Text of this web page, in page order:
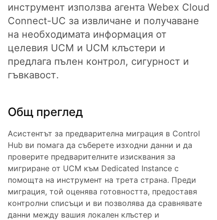
инструмент използва агента Webex Cloud
Connect-UC за извличане и получаване
на необходимата информация от
целевия UCM и UCM клъстери и
предлага пълен контрол, сигурност и
гъвкавост.
Общ преглед
Асистентът за предварителна миграция в Control
Hub ви помага да съберете изходни данни и да
проверите предварителните изисквания за
мигриране от UCM към Dedicated Instance с
помощта на инструмент на трета страна. Преди
миграция, той оценява готовността, предоставя
контролни списъци и ви позволява да сравнявате
данни между вашия локален клъстер и